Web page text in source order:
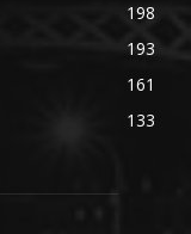
198
193
161
133